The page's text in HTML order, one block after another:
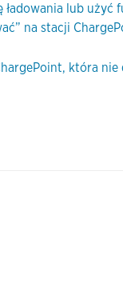
ładowania lub użyć
na stacji
która nie